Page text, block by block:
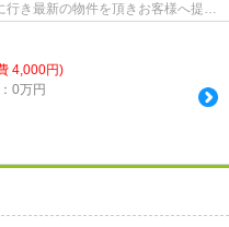
行き最新の物件を頂きお客様へ提供
4,000円)
0万円